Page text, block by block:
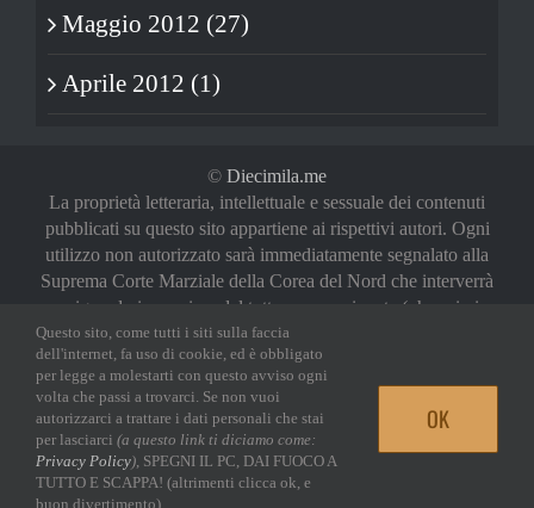
Maggio 2012 (27)
Aprile 2012 (1)
© Diecimila.me
La proprietà letteraria, intellettuale e sessuale dei contenuti
pubblicati su questo sito appartiene ai rispettivi autori. Ogni
utilizzo non autorizzato sarà immediatamente segnalato alla
Suprema Corte Marziale della Corea del Nord che interverrà
a riguardo in maniera del tutto sproporzionata (oh, noi vi
abbiamo avvertiti)
Privacy Policy|Login
FacebookTwitterYouTube
Questo sito, come tutti i siti sulla faccia
dell'internet, fa uso di cookie, ed è obbligato
per legge a molestarti con questo avviso ogni
volta che passi a trovarci. Se non vuoi
autorizzarci a trattare i dati personali che stai
per lasciarci (a questo link ti diciamo come:
Privacy Policy), SPEGNI IL PC, DAI FUOCO A
TUTTO E SCAPPA! (altrimenti clicca ok, e
buon divertimento)
OK